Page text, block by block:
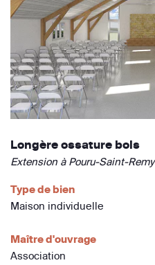
Longère ossature bois
Extension à Pouru-Saint-Remy
Type de bien
Maison individuelle
Maître d'ouvrage
Association